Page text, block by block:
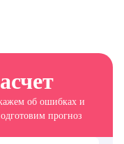
об ошибках и
прогноз